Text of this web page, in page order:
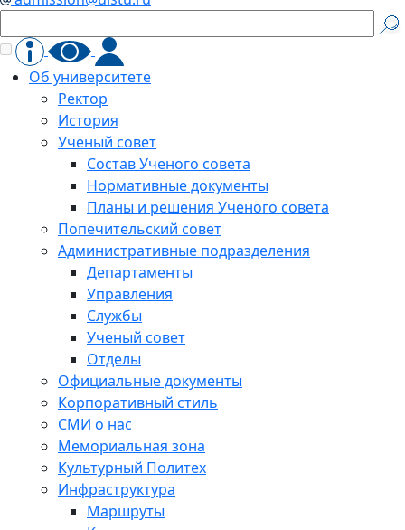
Об университете
Ректор
История
Ученый совет
Состав Ученого совета
Нормативные документы
Планы и решения Ученого совета
Попечительский совет
Административные подразделения
Департаменты
Управления
Службы
Ученый совет
Отделы
Официальные документы
Корпоративный стиль
СМИ о нас
Мемориальная зона
Культурный Политех
Инфраструктура
Маршруты